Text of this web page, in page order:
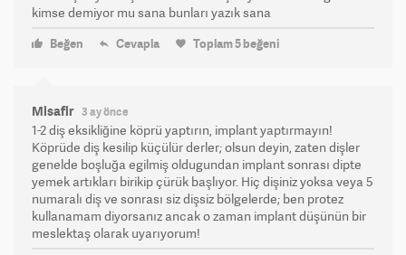
kimse demiyor mu sana bunları yazık sana
Beğen Cevapla Toplam5beğeni
Misafir 3 ay önce
1-2 diş eksikliğine köprü yaptırın, implant yaptırmayın!
Köprüde diş kesilip küçülür derler; olsun deyin, zaten dişler
genelde boşluğa egilmiş oldugundan implant sonrası dipte
yemek artıkları birikip çürük başlıyor. Hiç dişiniz yoksa veya 5
numaralı diş ve sonrası siz dişsiz bölgelerde; ben protez
kullanamam diyorsanız ancak o zaman implant düşünün bir
meslektaş olarak uyarıyorum!